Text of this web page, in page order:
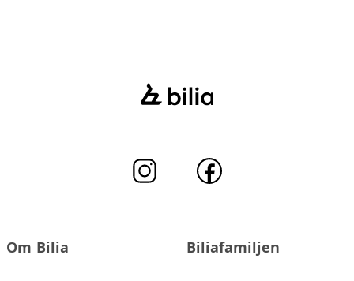
Om Bilia Biliafamiljen